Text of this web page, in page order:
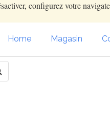
configurez votre
Home Magasin